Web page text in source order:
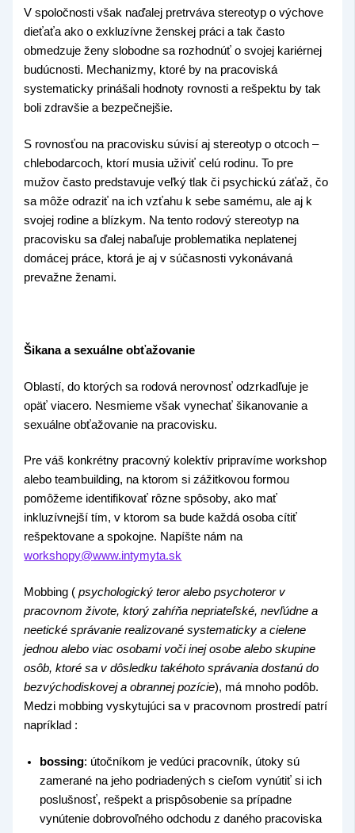
V spoločnosti však naďalej pretrváva stereotyp o výchove
dieťaťa ako o exkluzívne ženskej práci a tak často
obmedzuje ženy slobodne sa rozhodnúť o svojej kariérnej
budúcnosti. Mechanizmy, ktoré by na pracoviská
systematicky prinášali hodnoty rovnosti a rešpektu by tak
boli zdravšie a bezpečnejšie.
S rovnosťou na pracovisku súvisí aj stereotyp o otcoch –
chlebodarcoch, ktorí musia uživiť celú rodinu. To pre
mužov často predstavuje veľký tlak či psychickú záťaž, čo
sa môže odraziť na ich vzťahu k sebe samému, ale aj k
svojej rodine a blízkym. Na tento rodový stereotyp na
pracovisku sa ďalej nabaľuje problematika neplatenej
domácej práce, ktorá je aj v súčasnosti vykonávaná
prevažne ženami.
Šikana a sexuálne obťažovanie
Oblastí, do ktorých sa rodová nerovnosť odzrkadľuje je
opäť viacero. Nesmieme však vynechať šikanovanie a
sexuálne obťažovanie na pracovisku.
Pre váš konkrétny pracovný kolektív pripravíme workshop
alebo teambuilding, na ktorom si zážitkovou formou
pomôžeme identifikovať rôzne spôsoby, ako mať
inkluzívnejší tím, v ktorom sa bude každá osoba cítiť
rešpektovane a spokojne. Napíšte nám na
workshopy@www.intymyta.sk
Mobbing ( psychologický teror alebo psychoteror v
pracovnom živote, ktorý zahŕňa nepriateľské, nevľúdne a
neetické správanie realizované systematicky a cielene
jednou alebo viac osobami voči inej osobe alebo skupine
osôb, ktoré sa v dôsledku takéhoto správania dostanú do
bezvýchodiskovej a obrannej pozície), má mnoho podôb.
Medzi mobbing vyskytujúci sa v pracovnom prostredí patrí
napríklad :
bossing: útočníkom je vedúci pracovník, útoky sú
zamerané na jeho podriadených s cieľom vynútiť si ich
poslušnosť, rešpekt a prispôsobenie sa prípadne
vynútenie dobrovoľného odchodu z daného pracoviska